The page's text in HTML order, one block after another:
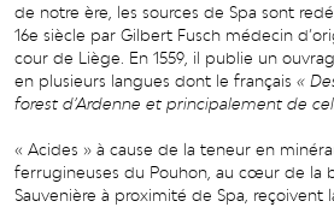
de notre ère, les sources de Spa sont
16e siècle par Gilbert Fusch médecin
cour de Liège. En 1559, il publie un
en plusieurs langues dont le français «
forest d’Ardenne et principalement de
« Acides » à cause de la teneur en
ferrugineuses du Pouhon, au cœur de la
Sauvenière à proximité de Spa, reçoivent